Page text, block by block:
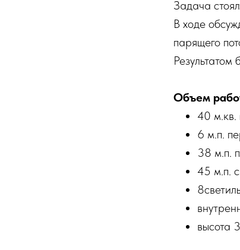
Задача
В ходе
парящего
Результатом
Объем
40 м.кв.
6 м.п.
38 м.п.
45 м.п.
высота